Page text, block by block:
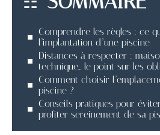
Comprendre les règles : ce
l’implantation d’une piscine
Distances à respecter :
technique… le point sur les
Comment choisir
piscine ?
Conseils pratiques pour
profiter sereinement de sa